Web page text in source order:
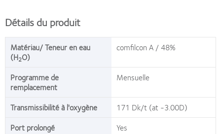
Détails du produit
Matériau/ Teneur en eau
(H2O)
comfilcon A / 48%
Programme de
remplacement
Mensuelle
Transmissibilité à l'oxygène
171 Dk/t (at -3.00D)
Port prolongé
Yes